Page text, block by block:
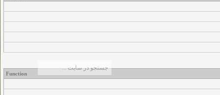
Function